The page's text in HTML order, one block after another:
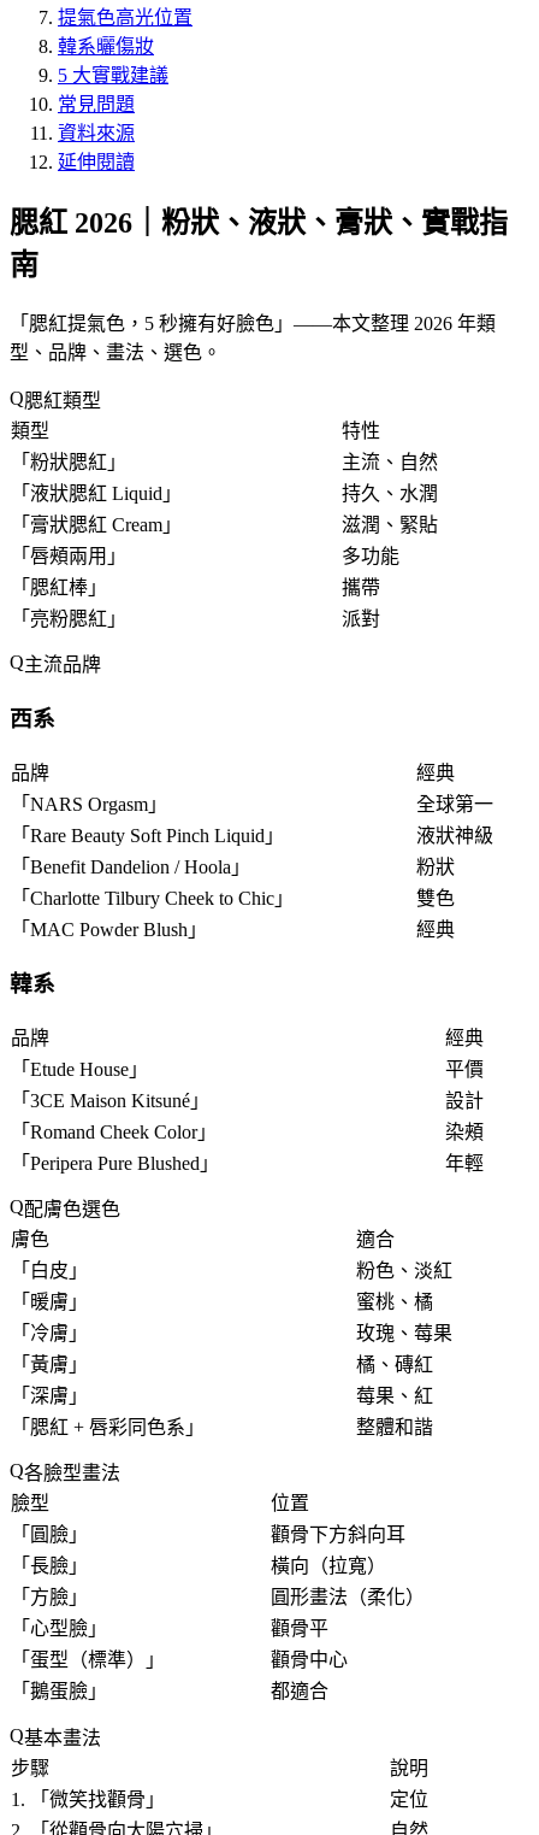
提氣色高光位置
韓系曬傷妝
5 大實戰建議
常見問題
資料來源
延伸閱讀
腮紅 2026｜粉狀、液狀、膏狀、實戰指
南
「 腮紅提氣色，5 秒擁有好臉色 」——本文整理 2026 年類
型、品牌、畫法、選色。
腮紅類型
類型
特性
「 粉狀腮紅 」
主流、自然
「 液狀腮紅 Liquid 」
持久、水潤
「 膏狀腮紅 Cream 」
滋潤、緊貼
「 唇頰兩用 」
多功能
「 腮紅棒 」
攜帶
「 亮粉腮紅 」 派對
主流品牌
西系
品牌
經典
「 NARS Orgasm 」
全球第一
「 Rare Beauty Soft Pinch Liquid 」
液狀神級
「 Benefit Dandelion / Hoola 」
粉狀
「 Charlotte Tilbury Cheek to Chic 」
雙色
「 MAC Powder Blush 」 經典
韓系
品牌
經典
「 Etude House 」
平價
「 3CE Maison Kitsuné 」
設計
「 Romand Cheek Color」
染頰
「 Peripera Pure Blushed 」 年輕
配膚色選色
膚色
適合
「 白皮 」
粉色、淡紅
「 暖膚 」
蜜桃、橘
「 冷膚 」
玫瑰、莓果
「 黃膚 」
橘、磚紅
「 深膚 」
莓果、紅
「 腮紅 + 唇彩同色系 」 整體和諧
各臉型畫法
臉型
位置
「 圓臉 」
顴骨下方斜向耳
「 長臉 」
橫向（拉寬）
「 方臉 」
圓形畫法（柔化）
「 心型臉 」
顴骨平
「 蛋型（標準） 」
顴骨中心
「 鵝蛋臉 」 都適合
基本畫法
步驟
說明
1. 「 微笑找顴骨 」
定位
2. 「 從顴骨向太陽穴掃 」 自然